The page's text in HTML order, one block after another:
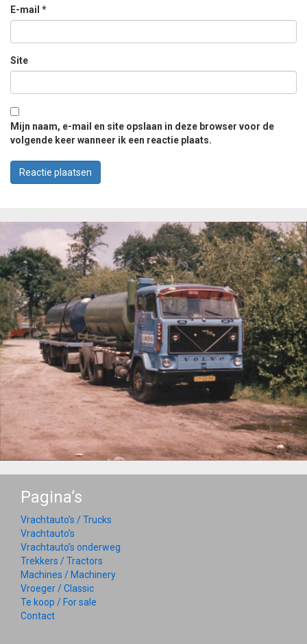
E-mail *
Site
Mijn naam, e-mail en site opslaan in deze browser voor de
volgende keer wanneer ik een reactie plaats.
Pagina’s
Vrachtauto’s / Trucks
Vrachtauto’s
Vrachtauto’s onderweg
Trekkers / Tractors
Machines / Machinery
Vroeger / Classic
Te koop / For sale
Contact